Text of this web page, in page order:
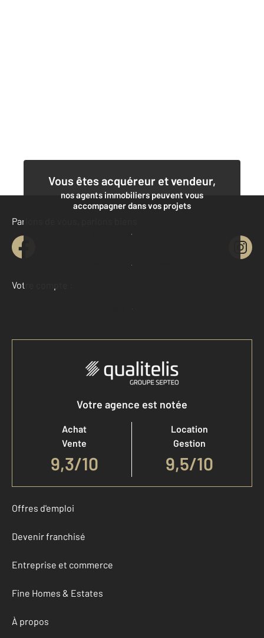
Vous êtes acquéreur et vendeur,
nos agents immobiliers peuvent vous
accompagner dans vos projets
Contacter l'agence
Demander une estimation
Parlons de vous, parlons biens
Votre compte :
Accéder à mon compte
Votre agence est notée
Achat
Vente
9,3/10
Location
Gestion
9,5/10
Offres d'emploi
Devenir franchisé
Entreprise et commerce
Fine Homes & Estates
À propos